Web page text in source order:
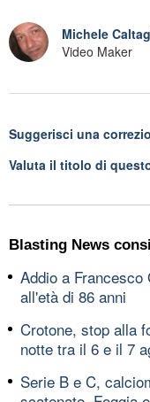
Michele
Video Maker
Suggerisci una
Valuta il titolo di
Blasting News
Addio a
all'età di 86 anni
Crotone, stop alla
notte tra il 6 e il 7
Serie B e C,